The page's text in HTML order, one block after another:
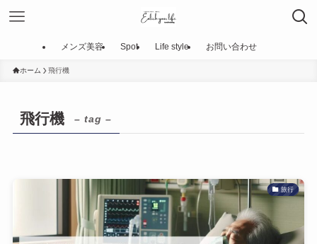
メンズ美容 Spot Life style お問い合わせ
ホーム 飛行機
飛行機 – tag –
旅行